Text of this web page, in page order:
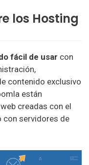
los Hosting
fácil de usar con
contenido exclusivo
están
creadas con el
con servidores de